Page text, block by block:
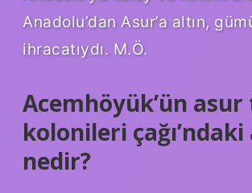
Anadolu’dan Asur’a altın,
ihracatıydı. M.Ö.
Acemhöyük’ün
kolonileri çağı’ndaki
nedir?